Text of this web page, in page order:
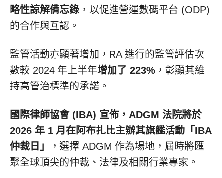
略性諒解備忘錄 ，以促進營運數碼平台 (ODP)
的合作與互認。
監管活動亦顯著增加，RA 進行的監管評估次
數較 2024 年上半年增加了 223% ，彰顯其維
持高管治標準的承諾。
國際律師協會 (IBA) 宣佈，ADGM 法院將於
2026 年 1 月在阿布扎比主辦其旗艦活動「IBA
仲裁日」
，選擇 ADGM 作為場地，屆時將匯
聚全球頂尖的仲裁、法律及相關行業專家。